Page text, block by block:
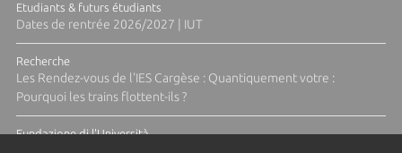
Etudiants & futurs étudiants
Dates de rentrée 2026/2027 | IUT
Recherche
Les Rendez-vous de l'IES Cargèse : Quantiquement votre :
Pourquoi les trains flottent-ils ?
Fundazione di l'Università